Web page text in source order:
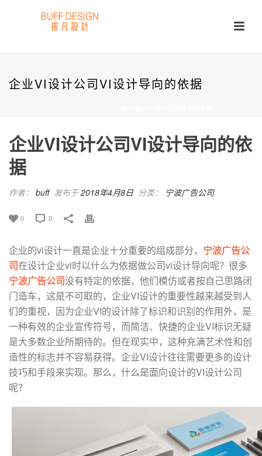
企业VI设计公司VI设计导向的依据
企业VI设计公司VI设计导向的依
据
作者： buff 发布于2018年4月8日 分类： 宁波广告公司
0 0
企业的vi设计一直是企业十分重要的组成部分， 宁波广告公
司在设计企业vi时以什么为依据做公司vi设计导向呢？很多
宁波广告公司没有特定的依据，他们模仿或者按自己思路闭
门造车，这是不可取的，企业VI设计的重要性越来越受到人
们的重视，因为企业VI的设计除了标识和识别的作用外，是
一种有效的企业宣传符号，而简洁、快捷的企业VI标识无疑
是大多数企业所期待的。但在现实中，这种充满艺术性和创
造性的标志并不容易获得。企业VI设计往往需要更多的设计
技巧和手段来实现。那么，什么是面向设计的VI设计公司
呢？